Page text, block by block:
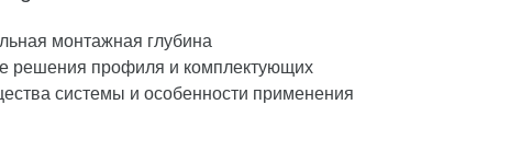
монтажная глубина
решения профиля и комплектующих
системы и особенности применения